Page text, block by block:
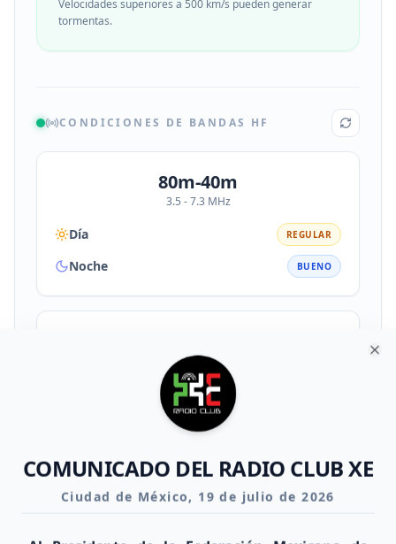
Velocidades superiores a 500 km/s pueden generar
tormentas.
CONDICIONES DE BANDAS HF
80m-40m
3.5 - 7.3 MHz
Día REGULAR
Noche BUENO
10.1 - 14.35 MHz
17m-15m
COMUNICADO DEL RADIO CLUB XE
Ciudad de México, 19 de julio de 2026